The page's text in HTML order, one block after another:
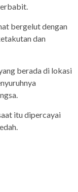
bergelut dengan
dan
berada di lokasi
itu dipercayai